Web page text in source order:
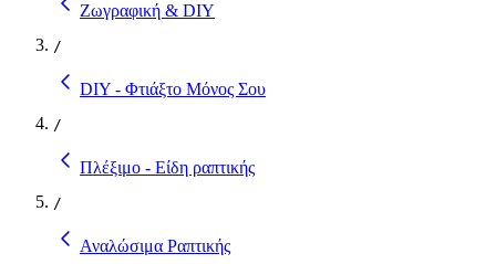
Ζωγραφική & DIY
/
DIY - Φτιάξτο Μόνος Σου
/
Πλέξιμο - Είδη ραπτικής
/
Αναλώσιμα Ραπτικής